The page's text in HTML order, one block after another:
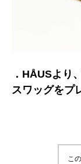
．HÅUSより
スワッグをプ
30000円以上
ント！ニット
こ